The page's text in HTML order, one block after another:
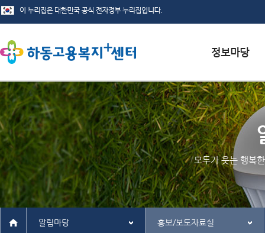
서식자료실
채용정보
인재정보
관련사이트
모두가 웃는 행복
알림마당 홍보/보도자료실